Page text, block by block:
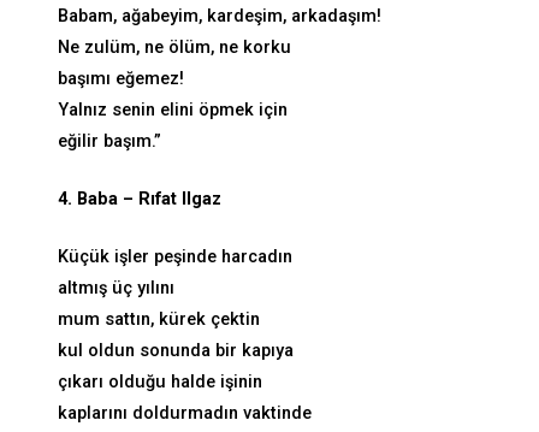
Babam, ağabeyim, kardeşim, arkadaşım!
Ne zulüm, ne ölüm, ne korku
başımı eğemez!
Yalnız senin elini öpmek için
eğilir başım.”
4. Baba – Rıfat Ilgaz
Küçük işler peşinde harcadın
altmış üç yılını
mum sattın, kürek çektin
kul oldun sonunda bir kapıya
çıkarı olduğu halde işinin
kaplarını doldurmadın vaktinde